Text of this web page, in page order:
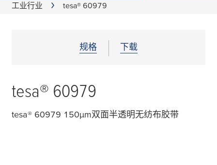
工业行业 tesa® 60979
规格 下载
tesa® 60979
tesa® 60979 150μm双面半透明无纺布胶带